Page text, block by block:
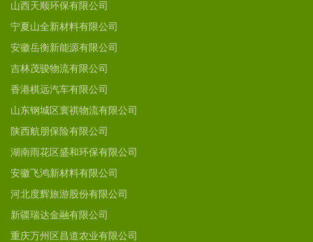
山西天顺环保有限公司
宁夏山全新材料有限公司
安徽岳衡新能源有限公司
吉林茂骏物流有限公司
香港棋远汽车有限公司
山东钢城区寰祺物流有限公司
陕西航朋保险有限公司
湖南雨花区盛和环保有限公司
安徽飞鸿新材料有限公司
河北度辉旅游股份有限公司
新疆瑞达金融有限公司
重庆万州区昌道农业有限公司